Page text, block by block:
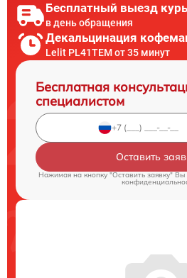
Бесплатный выезд
в день обращения
Декальцинация
Lelit PL41TEM от 35 минут
Бесплатная
специалистом
Оставить
Нажимая на кнопку "Оставить заявку"